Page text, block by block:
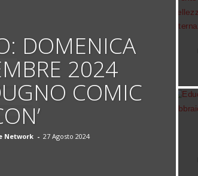
DOMENICA
2024
COMIC
Network - 27 Agosto 2024